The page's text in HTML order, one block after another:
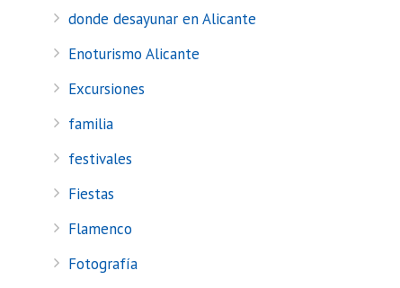
donde desayunar en Alicante
Enoturismo Alicante
Excursiones
familia
festivales
Fiestas
Flamenco
Fotografía